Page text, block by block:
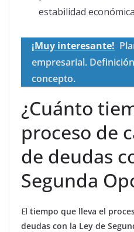
estabilidad
¡Muy interesante!
empresarial.
concepto.
¿Cuánto
proceso de
de deudas
Segunda
El tiempo que lleva el
deudas con la Ley de